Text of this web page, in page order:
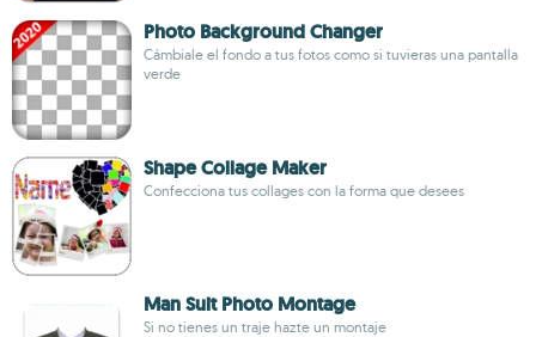
Photo Background Changer
Cámbiale el fondo a tus fotos como si tuvieras una pantalla
verde
Shape Collage Maker
Confecciona tus collages con la forma que desees
Man Suit Photo Montage
Si no tienes un traje hazte un montaje